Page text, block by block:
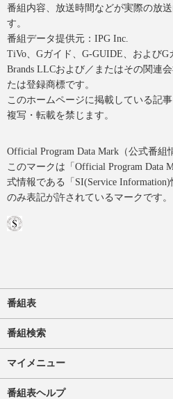
番組内容、放送時間などが実際の放
す。
番組データ提供元：IPG Inc.
TiVo、Gガイド、G-GUIDE、および
Brands LLCおよび／またはその関連
たは登録商標です。
このホームページに掲載している記
複写・転載を禁じます。
Official Program Data Mark（公式番組
このマークは「Official Program Data
式情報である「SI(Service
のみ表記が許されているマークです。
番組表
番組検索
マイメニュー
番組表ヘルプ